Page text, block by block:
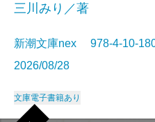
三川みり／著
新潮文庫nex 978-4-10-
2026/08/28
文庫電子書籍あり